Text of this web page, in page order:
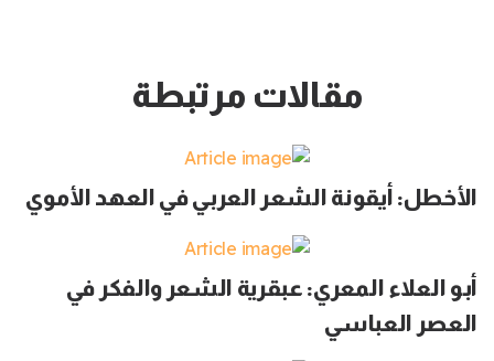
مقالات مرتبطة
الأخطل: أيقونة الشعر العربي في العهد الأموي
أبو العلاء المعري: عبقرية الشعر والفكر في
العصر العباسي